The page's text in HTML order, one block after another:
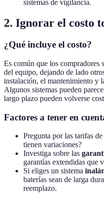
sistemas de vigilancia.
2. Ignorar el costo
¿Qué incluye el costo?
Es común que los compradores
del equipo, dejando de lado
instalación, el mantenimiento y
Algunos sistemas pueden
largo plazo pueden volverse
Factores a tener en
Pregunta por las tarifas de
tienen variaciones?
Investiga sobre las
garantías extendidas que
Si eliges un sistema
baterías sean de larga
reemplazo.